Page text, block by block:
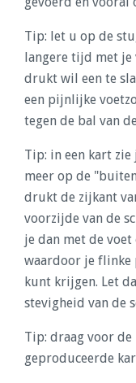
Tip: let u op de
langere tijd met je
drukt wil een te
een pijnlijke
tegen de bal van
Tip: in een kart
meer op de
drukt de zijkant
voorzijde van de
je dan met de
waardoor je flinke
kunt krijgen. Let
stevigheid van de
Tip: draag voor
geproduceerde